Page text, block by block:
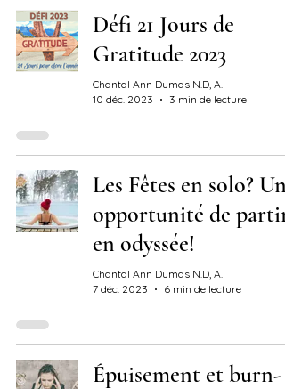
Défi 21 Jours de
Gratitude 2023
Chantal Ann Dumas N.D, A.
10 déc. 2023
3 min de lecture
Les Fêtes en solo? Une
opportunité de partir
en odyssée!
Chantal Ann Dumas N.D, A.
7 déc. 2023
6 min de lecture
Épuisement et burn-